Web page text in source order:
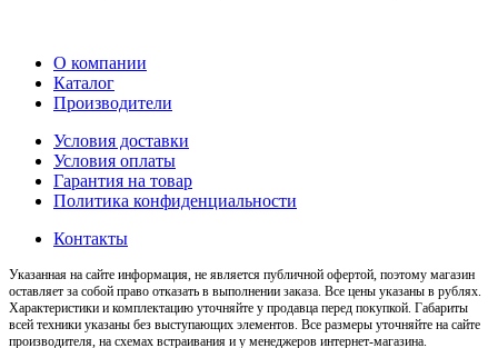
О компании
Каталог
Производители
Условия доставки
Условия оплаты
Гарантия на товар
Политика конфиденциальности
Контакты
Указанная на сайте информация, не является публичной офертой, поэтому магазин
оставляет за собой право отказать в выполнении заказа. Все цены указаны в рублях.
Характеристики и комплектацию уточняйте у продавца перед покупкой. Габариты
всей техники указаны без выступающих элементов. Все размеры уточняйте на сайте
производителя, на схемах встраивания и у менеджеров интернет-магазина.